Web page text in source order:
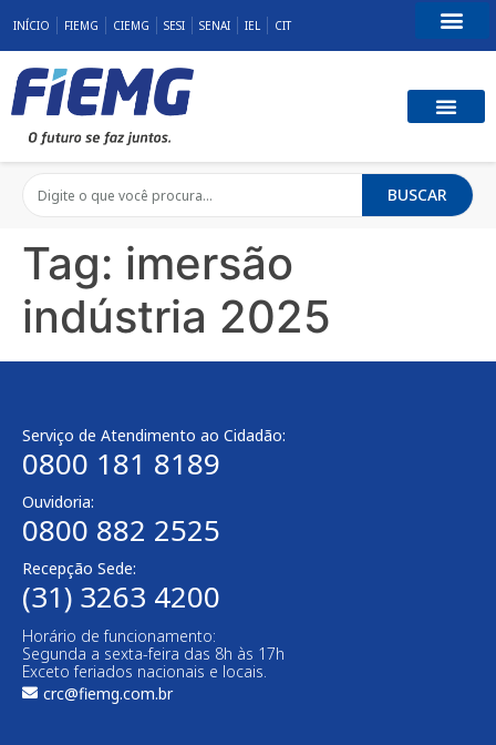
INÍCIO FIEMG CIEMG SESI SENAI IEL CIT
BUSCAR
Tag: imersão
indústria 2025
Serviço de Atendimento ao Cidadão:
0800 181 8189
Ouvidoria:
0800 882 2525
Recepção Sede:
(31) 3263 4200
Horário de funcionamento:
Segunda a sexta-feira das 8h às 17h
Exceto feriados nacionais e locais.
crc@fiemg.com.br